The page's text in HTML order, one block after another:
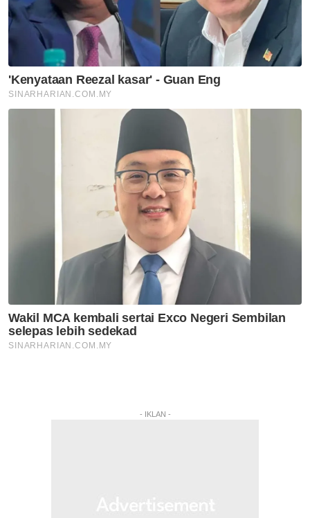
- IKLAN -